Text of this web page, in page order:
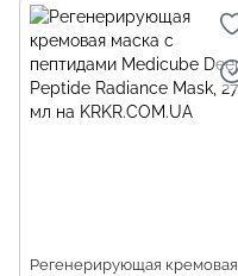
Регенерирующая кремовая